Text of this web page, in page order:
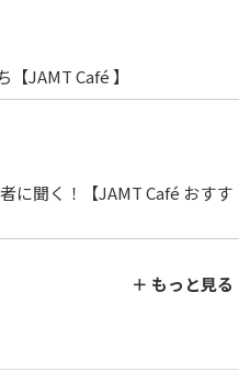
JAMT Café 】
に聞く！【JAMT Café おすす
＋ もっと見る